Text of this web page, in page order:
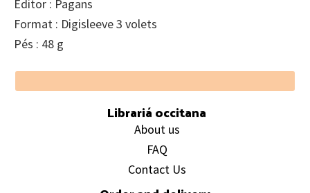
Editor : Pagans
Format : Digisleeve 3 volets
Pés : 48 g
Footer
Librariá occitana
About us
FAQ
Contact Us